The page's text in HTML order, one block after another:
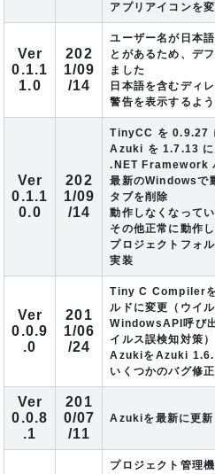
アプリアイコンを
Ver
0.1.1
1.0
202
1/09
/14
ユーザー名が日本
とがあるため、デ
ました
日本語を含むディ
警告を表示するよ
Ver
0.1.1
0.0
202
1/09
/14
TinyCC を 0.9.27
Azuki を 1.7.13 に
.NET Framework
最新のWindowsで
タブを削除
動作しなくなって
その他正常に動作
プロジェクトフォ
実装
Ver
0.0.9
.0
201
1/06
/24
Tiny C Compiler
ルドに変更（ウイ
WindowsAPI呼び
イルス誤検知対策）
AzukiをAzuki
いくつかのバグ修正
Ver
0.0.8
.1
201
0/07
/11
Azukiを最新に更新
プロジェクト管理